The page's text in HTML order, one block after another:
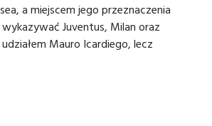
a miejscem jego przeznaczenia
Juventus, Milan oraz
Mauro Icardiego, lecz